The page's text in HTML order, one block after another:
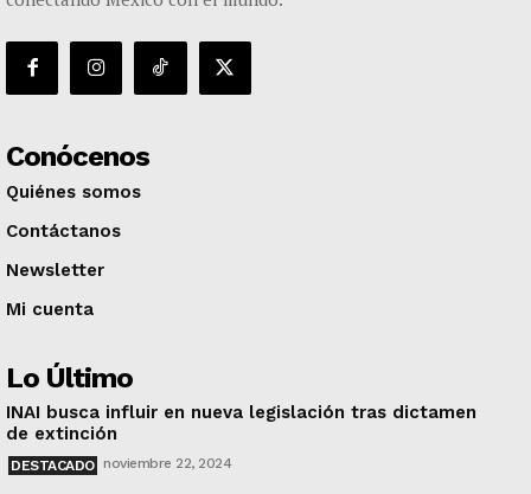
Conócenos
Quiénes somos
Contáctanos
Newsletter
Mi cuenta
Lo Último
INAI busca influir en nueva legislación tras dictamen
de extinción
DESTACADO noviembre 22, 2024